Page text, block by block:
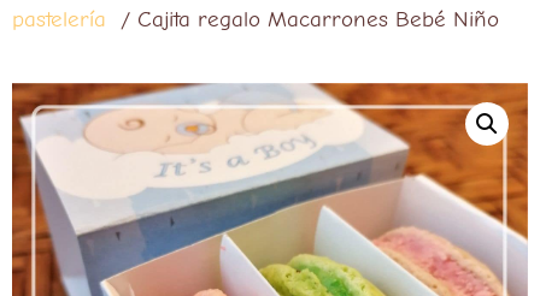
pastelería
/ Cajita regalo Macarrones Bebé Niño